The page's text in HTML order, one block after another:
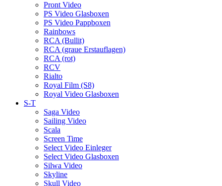
Pront Video
PS Video Glasboxen
PS Video Pappboxen
Rainbows
RCA (Bullit)
RCA (graue Erstauflagen)
RCA (rot)
RCV
Rialto
Royal Film (S8)
Royal Video Glasboxen
S-T
Saga Video
Sailing Video
Scala
Screen Time
Select Video Einleger
Select Video Glasboxen
Silwa Video
Skyline
Skull Video